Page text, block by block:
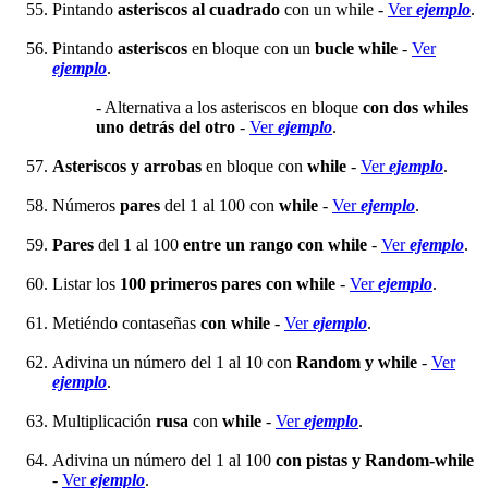
Pintando asteriscos al cuadrado con un while - Verejemplo.
Pintando asteriscos en bloque con un bucle while - Ver
ejemplo.
- Alternativa a los asteriscos en bloque con dos whiles
uno detrás del otro - Verejemplo.
Asteriscos y arrobas en bloque con while - Verejemplo.
Números pares del 1 al 100 con while - Verejemplo.
Pares del 1 al 100 entre un rango con while - Verejemplo.
Listar los 100 primeros pares con while - Verejemplo.
Metiéndo contaseñas con while - Verejemplo.
Adivina un número del 1 al 10 con Random y while - Ver
ejemplo.
Multiplicación rusa con while - Verejemplo.
Adivina un número del 1 al 100 con pistas y Random-while
- Verejemplo.